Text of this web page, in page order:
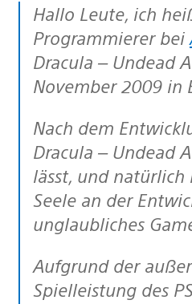
Hallo Leute, ich heiße Ralph Egas und bin der Produzent und leitende
Programmierer bei
Dracula – Undead
November 2009 in
Nach dem Entwicklungsprozess für PSP minis sind wir davon überzeugt, dass
Dracula – Undead
lässt, und
Seele an der
unglaubliches
Aufgrund der außerordentlichen Hardwarekapazität, den Funktionen und der
Spielleistung des